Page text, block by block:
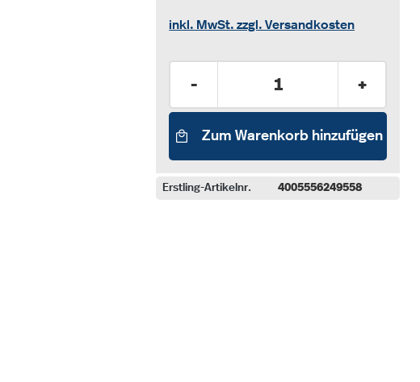
inkl. MwSt. zzgl. Versandkosten
Produkt Anzahl: Gib den
- +
Zum Warenkorb hinzufügen
Erstling-Artikelnr. 4005556249558